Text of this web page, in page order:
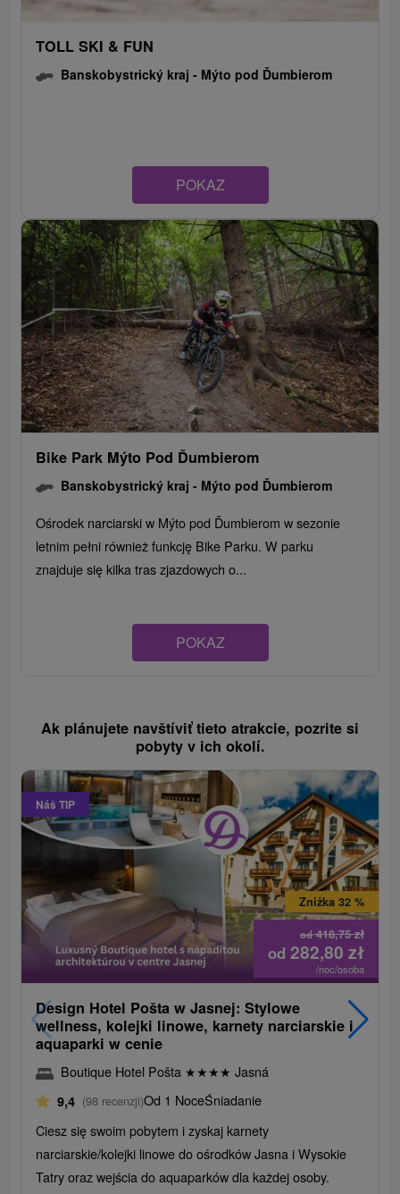
TOLL SKI & FUN
Banskobystrický kraj - Mýto pod Ďumbierom
POKAZ
Bike Park Mýto Pod Ďumbierom
Banskobystrický kraj - Mýto pod Ďumbierom
Ośrodek narciarski w Mýto pod Ďumbierom w sezonie
letnim pełni również funkcję Bike Parku. W parku
znajduje się kilka tras zjazdowych o...
POKAZ
Ak plánujete navštíviť tieto atrakcie, pozrite si
pobyty v ich okolí.
Náš TIP
od418,75zł
Zniżka 32 %
od 282,80zł
/noc/osoba
Design Hotel Pošta w Jasnej: Stylowe
wellness, kolejki linowe, karnety narciarskie i
aquaparki w cenie
Boutique Hotel Pošta ★★★★ Jasná
9,4 (98 recenzji)Od 1 NoceŚniadanie
Ciesz się swoim pobytem i zyskaj karnety
narciarskie/kolejki linowe do ośrodków Jasna i Wysokie
Tatry oraz wejścia do aquaparków dla każdej osoby.